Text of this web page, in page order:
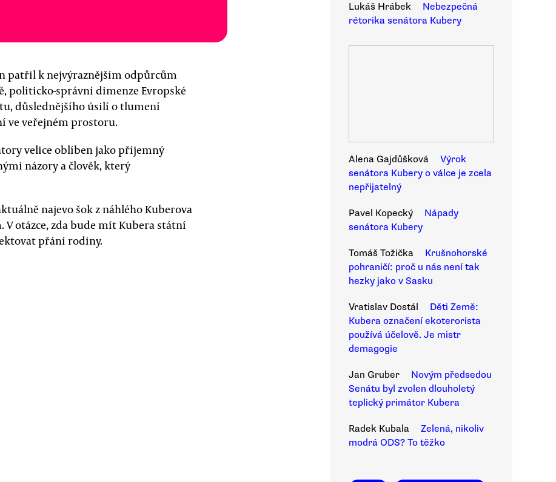
patřil k nejvýraznějším odpůrcům
politicko-správní dimenze Evropské
důslednějšího úsilí o tlumení
ve veřejném prostoru.
velice oblíben jako příjemný
názory a člověk, který
najevo šok z náhlého Kuberova
otázce, zda bude mít Kubera státní
přání rodiny.
Lukáš Hrábek
Nebezpečná
rétorika senátora Kubery
Alena Gajdůšková
Výrok
senátora Kubery o válce je zcela
nepřijatelný
Pavel Kopecký
Nápady
senátora Kubery
Tomáš Tožička
Krušnohorské
pohraničí: proč u nás není tak
hezky jako v Sasku
Vratislav Dostál
Děti Země:
Kubera označení ekoterorista
používá účelově. Je mistr
demagogie
Jan Gruber
Novým předsedou
Senátu byl zvolen dlouholetý
teplický primátor Kubera
Radek Kubala
Zelená, nikoliv
modrá ODS? To těžko